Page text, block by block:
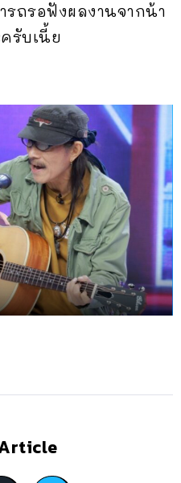
รถรอฟังผลงานจากน้า
รับเนี้ย